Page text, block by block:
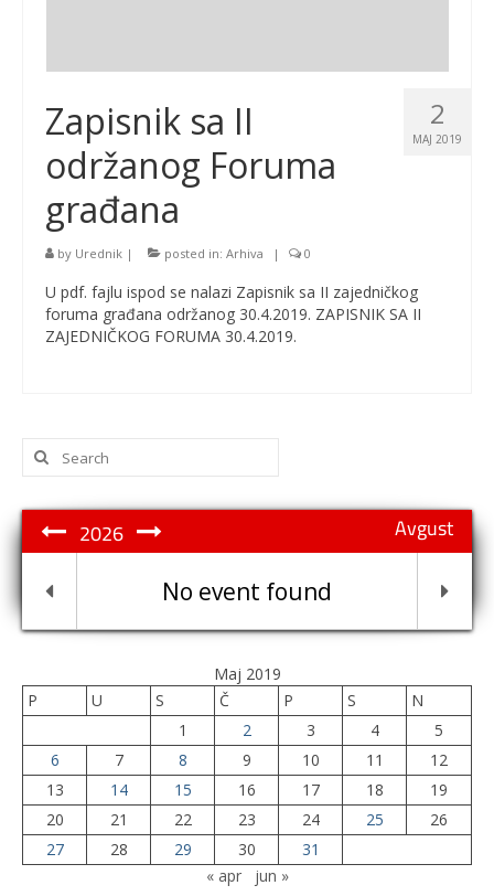
2
MAJ 2019
Zapisnik sa II
održanog Foruma
građana
by Urednik | posted in: Arhiva | 0
U pdf. fajlu ispod se nalazi Zapisnik sa II zajedničkog
foruma građana održanog 30.4.2019. ZAPISNIK SA II
ZAJEDNIČKOG FORUMA 30.4.2019.
Search
for:
Avgust
2026
No event found
Maj 2019
P
U S Č P S
N
1
2 3 4
5
6
7 8 9 10 11
12
13
14 15 16 17 18
19
20
21 22 23 24 25
26
27
28 29 30
31
« apr
jun »